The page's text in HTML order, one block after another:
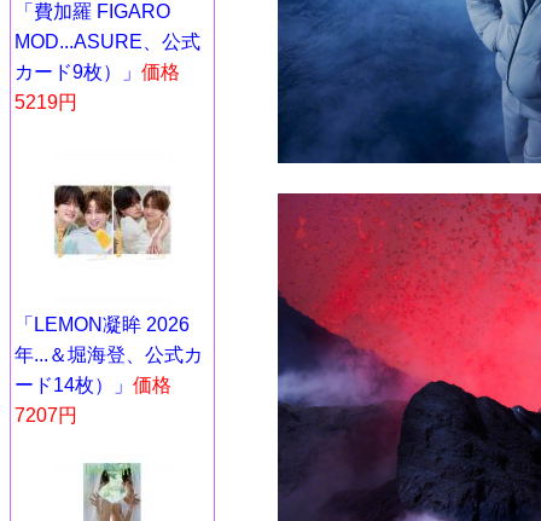
「費加羅 FIGARO
MOD...ASURE、公式
カード9枚）」 価格
5219円
「LEMON凝眸 2026
年...＆堀海登、公式カ
ード14枚）」 価格
7207円